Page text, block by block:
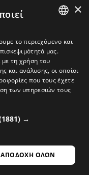
ENGLISH
GREEK
DANISH
FINNISH
DUTCH
×
το περιεχόμενο και
μας.
με τη χρήση του
και ανάλυσης, οι οποίοι
που τους έχετε
των υπηρεσιών τους
→
ΑΠΟΔΟΧΉ ΌΛΩΝ